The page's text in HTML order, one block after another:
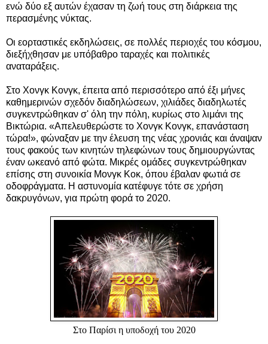
ενώ δύο εξ αυτών έχασαν τη ζωή τους στη διάρκεια της
περασμένης νύκτας.
Οι εορταστικές εκδηλώσεις, σε πολλές περιοχές του κόσμου,
διεξήχθησαν με υπόβαθρο ταραχές και πολιτικές
αναταράξεις.
Στο Χονγκ Κονγκ, έπειτα από περισσότερο από έξι μήνες
καθημερινών σχεδόν διαδηλώσεων, χιλιάδες διαδηλωτές
συγκεντρώθηκαν σ' όλη την πόλη, κυρίως στο λιμάνι της
Βικτώρια. «Απελευθερώστε το Χονγκ Κονγκ, επανάσταση
τώρα!», φώναξαν με την έλευση της νέας χρονιάς και άναψαν
τους φακούς των κινητών τηλεφώνων τους δημιουργώντας
έναν ωκεανό από φώτα. Μικρές ομάδες συγκεντρώθηκαν
επίσης στη συνοικία Μονγκ Κοκ, όπου έβαλαν φωτιά σε
οδοφράγματα. Η αστυνομία κατέφυγε τότε σε χρήση
δακρυγόνων, για πρώτη φορά το 2020.
Στο Παρίσι η υποδοχή του 2020